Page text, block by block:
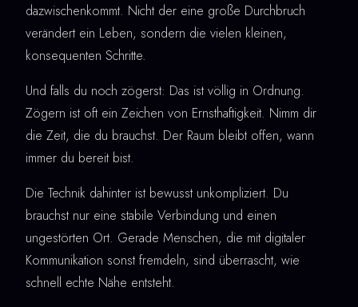
dazwischenkommt. Nicht der eine große Durchbruch
verändert ein Leben, sondern die vielen kleinen,
konsequenten Schritte.
Und falls du noch zögerst: Das ist völlig in Ordnung.
Zögern ist oft ein Zeichen von Ernsthaftigkeit. Nimm dir
die Zeit, die du brauchst. Der Raum bleibt offen, wann
immer du bereit bist.
Die Technik dahinter ist bewusst unkompliziert. Du
brauchst nur eine stabile Verbindung und einen
ungestörten Ort. Gerade Menschen, die mit digitaler
Kommunikation sonst fremdeln, sind überrascht, wie
schnell echte Nähe entsteht.